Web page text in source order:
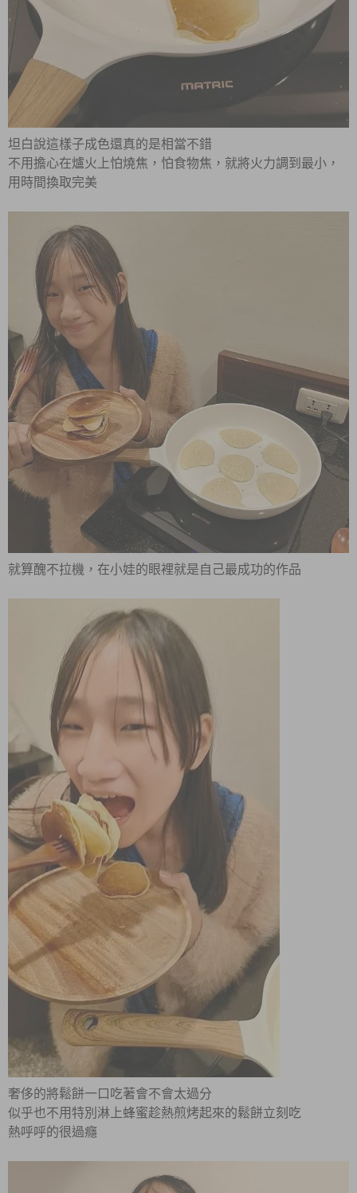
坦白說這樣子成色還真的是相當不錯
不用擔心在爐火上怕燒焦，怕食物焦，就將火力調到最小，
用時間換取完美
就算醜不拉機，在小娃的眼裡就是自己最成功的作品
奢侈的將鬆餅一口吃著會不會太過分
似乎也不用特別淋上蜂蜜趁熱煎烤起來的鬆餅立刻吃
熱呼呼的很過癮